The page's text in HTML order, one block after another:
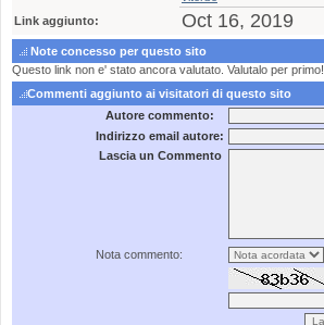
Link aggiunto:
Oct 16, 2019
Note concesso per questo sito
Questo link non e' stato ancora valutato. Valutalo per primo!
Commenti aggiunto ai visitatori di questo sito
Autore commento:
Indirizzo email autore:
Lascia un Commento
Nota commento: